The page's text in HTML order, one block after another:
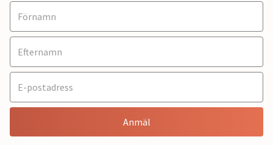
Anmäl